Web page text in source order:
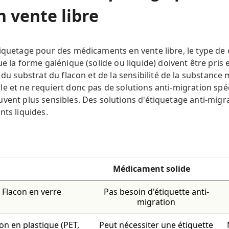
vente libre
pour des médicaments en vente libre, le type
la forme galénique (solide ou liquide) doivent être pris
substrat du flacon et de la sensibilité de la substance
et ne requiert donc pas de solutions anti-migration
plus sensibles. Des solutions d'étiquetage anti-
liquides.
Médicament solide
Flacon en verre
Pas besoin d'étiquette anti-
migration
en plastique (PET, Peut nécessiter une étiquette